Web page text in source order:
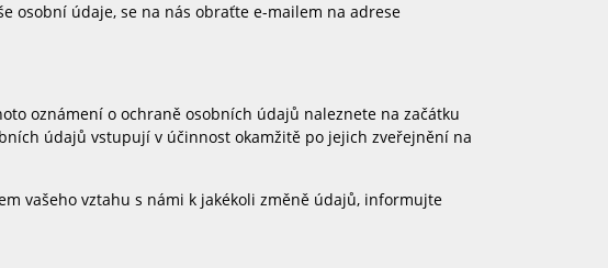
osobní údaje, se na nás obraťte e-mailem na adrese
oznámení o ochraně osobních údajů naleznete na začátku
údajů vstupují v účinnost okamžitě po jejich zveřejnění na
vašeho vztahu s námi k jakékoli změně údajů, informujte